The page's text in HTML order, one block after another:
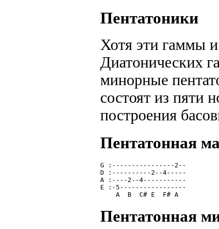
Пентатоники
Хотя эти гаммы и
Диатонических
минорные
состоят из пяти
построения
Пентатонная
G :----------------2--
D :----------2--4-----
A :----2--4-----------
E :-5-----------------
    A  B  C# E  F# A
Пентатонная